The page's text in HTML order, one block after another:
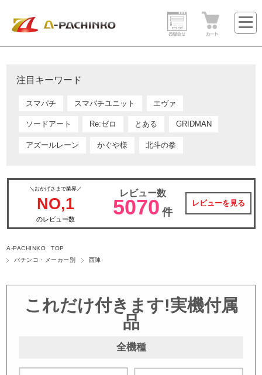
注目キーワード
スマパチ スマパチユニット エヴァ
ソードアート Re:ゼロ とある GRIDMAN
アズールレーン かぐや様 北斗の拳
＼おかげさまで業界／
NO,1
のレビュー数
レビュー数
5070 件
レビューを見る
A-PACHINKO TOP
パチンコ・メーカー別
西陣
これだけ付きます!実機付属
品
全機種